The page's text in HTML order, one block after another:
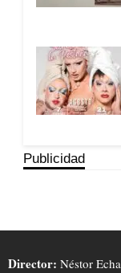
Publicidad
Director: Néstor